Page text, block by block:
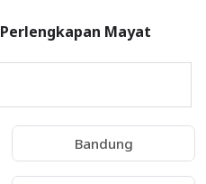
Mayat
Bandung